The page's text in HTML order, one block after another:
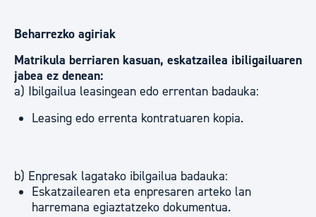
Beharrezko agiriak
Matrikula berriaren kasuan, eskatzailea ibiligailuaren
jabea ez denean:
a) Ibilgailua leasingean edo errentan badauka:
Leasing edo errenta kontratuaren kopia.
b) Enpresak lagatako ibilgailua badauka:
Eskatzailearen eta enpresaren arteko lan
harremana egiaztatzeko dokumentua.